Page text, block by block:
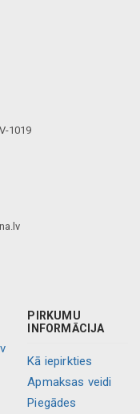
1019
PIRKUMU
INFORMĀCIJA
Kā iepirkties
Apmaksas veidi
Piegādes